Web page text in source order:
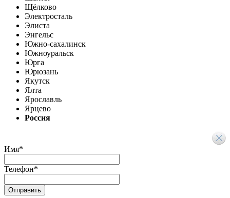
Щёлково
Электросталь
Элиста
Энгельс
Южно-сахалинск
Южноуральск
Юрга
Юрюзань
Якутск
Ялта
Ярославль
Ярцево
Россия
Имя*
Телефон*